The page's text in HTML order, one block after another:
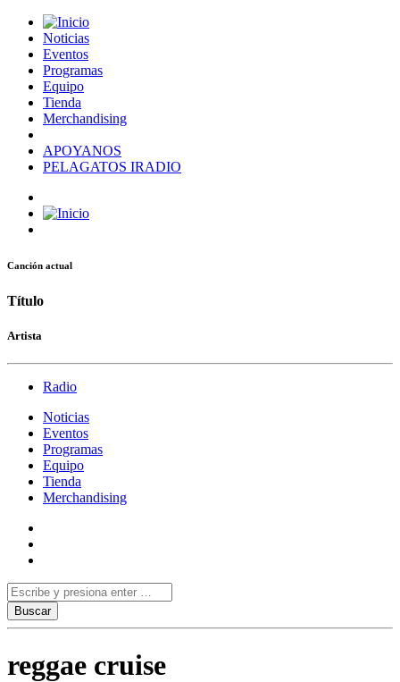
Noticias
Eventos
Programas
Equipo
Tienda
Merchandising
APOYANOS
PELAGATOS IRADIO
Canción actual
Título
Artista
Radio
Noticias
Eventos
Programas
Equipo
Tienda
Merchandising
reggae cruise